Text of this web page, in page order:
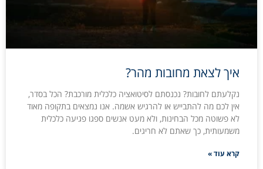
איך לצאת מחובות מהר?
נקלעתם לחובות? נכנסתם לסיטואציה כלכלית מורכבת? הכל בסדר,
אין לכם מה להתבייש או להרגיש אשמה. אנו נמצאים בתקופה מאוד
לא פשוטה מכל הבחינות, ולא מעט אנשים ספגו פגיעה כלכלית
משמעותית, כך שאתם לא חריגים.
קרא עוד »